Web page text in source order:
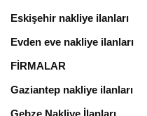
Eskişehir nakliye ilanları
Evden eve nakliye ilanları
FİRMALAR
Gaziantep nakliye ilanları
Gebze Nakliye İlanları